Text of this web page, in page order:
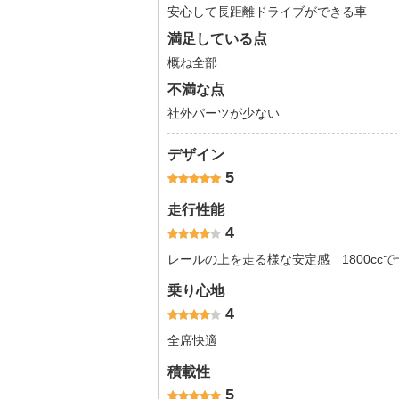
安心して長距離ドライブができる車
満足している点
概ね全部
不満な点
社外パーツが少ない
デザイン
5
走行性能
4
レールの上を走る様な安定感 1800ccで
乗り心地
4
全席快適
積載性
5